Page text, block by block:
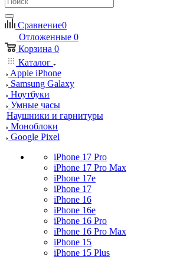
Сравнение0
Отложенные 0
Корзина 0
Каталог
Apple iPhone
Samsung Galaxy
Ноутбуки
Умные часы
Наушники и гарнитуры
Моноблоки
Google Pixel
iPhone 17 Pro
iPhone 17 Pro Max
iPhone 17e
iPhone 17
iPhone 16
iPhone 16e
iPhone 16 Pro
iPhone 16 Pro Max
iPhone 15
iPhone 15 Plus